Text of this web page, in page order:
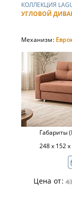
КОЛЛЕКЦИЯ
УГЛОВОЙ
Механизм:
Габариты
248 х 152
Цена от: